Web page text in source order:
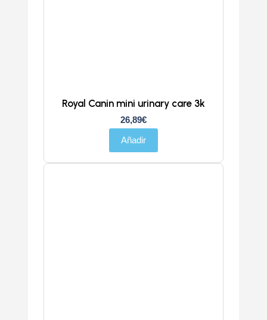
Royal Canin mini urinary care 3k
26,89€
Añadir